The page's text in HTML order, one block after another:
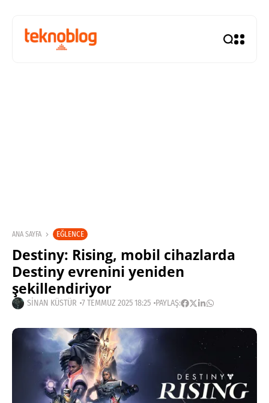
ANA SAYFA EĞLENCE
Destiny: Rising, mobil cihazlarda
Destiny evrenini yeniden
şekillendiriyor
SINAN KÜSTÜR 7 TEMMUZ 2025 18:25 PAYLAŞ: